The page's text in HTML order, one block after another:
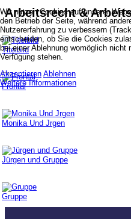
Wir nutzen Cookies auf unserer
den Betrieb der Seite, während
Nutzererfahrung zu verbessern
entscheiden, ob Sie die Cookies
bei einer Ablehnung womöglich
Verfügung stehen.
Akzeptieren Ablehnen
Weitere Informationen
Arbeitsrecht &
Titelbild
Frontal
Monika Und Jrgen
Jürgen und Gruppe
Gruppe